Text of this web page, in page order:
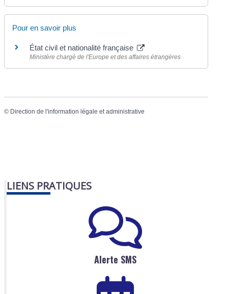
Pour en savoir plus
État civil et nationalité française
Ministère chargé de l'Europe et des affaires étrangères
© Direction de l'information légale et administrative
LIENS PRATIQUES
Alerte SMS